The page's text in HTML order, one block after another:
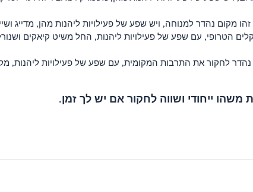
הטרופי, עם שפע של פעילויות ליהנות, החל משיט קיאקים
לחקור את התרבות המקומית, עם שפע של פעילויות ליהנות,